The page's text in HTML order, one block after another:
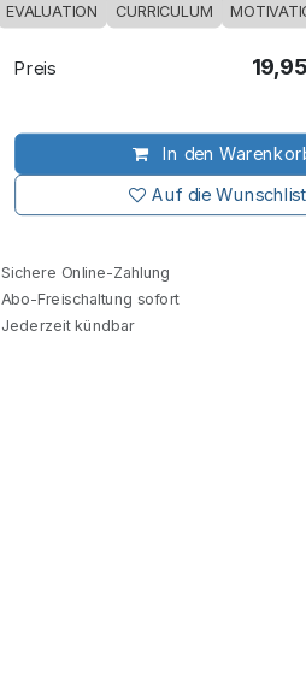
EVALUATION
CURRICULUM
In den
Auf die
Preis 19,95
Sichere Online-Zahlung
Abo-Freischaltung sofort
Jederzeit kündbar